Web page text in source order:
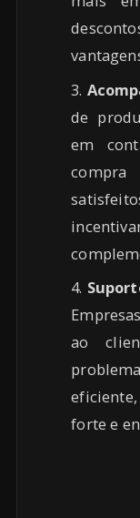
de
em
ao
forte e